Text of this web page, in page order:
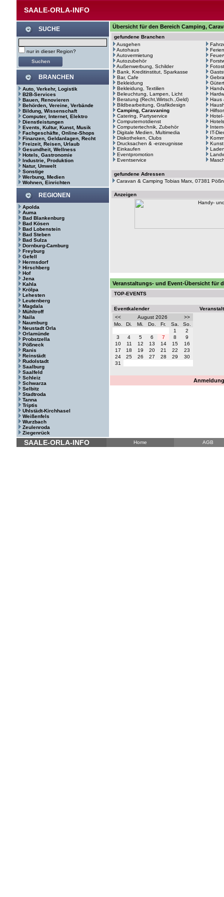
SAALE-ORLA-INFO
SUCHE
nur in dieser Region?
BRANCHEN
Auto, Verkehr, Logistik
B2B-Services
Bauen, Renovieren
Behörden, Vereine, Verbände
Bildung, Wissenschaft
Computer, Internet, Elektro
Dienstleistungen
Events, Kultur, Kunst, Musik
Fachgeschäfte, Online-Shops
Finanzen, Geldanlagen, Recht
Freizeit, Reisen, Urlaub
Gesundheit, Wellness
Hotels, Gastronomie
Industrie, Produktion
Natur, Umwelt
Sonstige
Werbung, Medien
Wohnen, Einrichten
REGIONEN
Apolda
Auma
Bad Blankenburg
Bad Kösen
Bad Lobenstein
Bad Steben
Bad Sulza
Dornburg-Camburg
Freyburg
Gefell
Hermsdorf
Hirschberg
Hof
Jena
Kahla
Krölpa
Lehesten
Leutenberg
Magdala
Mühltroff
Naila
Naumburg
Neustadt Orla
Orlamünde
Probstzella
Pößneck
Ranis
Reinstädt
Rudolstadt
Saalburg
Saalfeld
Schleiz
Schwarza
Selbitz
Stadtroda
Tanna
Triptis
Uhlstädt-Kirchhasel
Weißenfels
Wurzbach
Zeulenroda
Ziegenrück
Übersicht für den Bereich Camping,
gefundene Branchen
Ausgehen
Autohaus
Autovermietung
Autozubehör
Außenwerbung, Schilder
Bank, Kreditinstitut, Sparkasse
Bar, Cafe
Bekleidung
Bekleidung, Textilien
Beleuchtung, Lampen, Licht
Beratung (Recht,Wirtsch.,Geld)
Bildbearbeitung, Grafikdesign
Camping, Caravaning
Catering, Partyservice
Computernotdienst
Computertechnik, Zubehör
Digitale Medien, Multimedia
Diskotheken, Clubs
Drucksachen & -erzeugnisse
Einkaufen
Eventpromotion
Eventservice
Haus
IT-
Kunst
gefundene Adressen
Caravan & Camping Tobias Marx, 07381
Anzeigen
Veranstaltungs- und Event-Übersicht für
TOP-EVENTS
Eventkalender
<<
August 2026
>>
Mo.
Di. Mi. Do. Fr. Sa.
So.
1
2
3
4 5 6 7 8
9
10
11 12 13 14 15
16
17
18 19 20 21 22
23
24
25 26 27 28 29
30
31
SAALE-ORLA-INFO Home AGB